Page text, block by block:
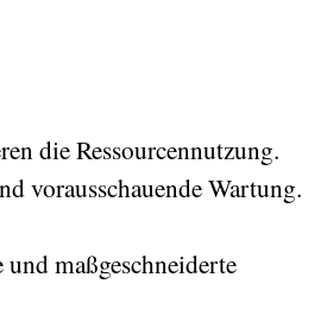
die Ressourcennutzung.
vorausschauende Wartung.
maßgeschneiderte